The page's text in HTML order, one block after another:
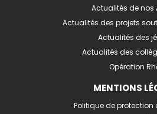
Actualités de nos
Actualités des projets
Actualités des
Actualités des
Opération
MENTIONS
Politique de protection